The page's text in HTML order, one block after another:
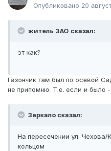
Опубликовано 20
житель ЗАО сказал:
эт как?
Газончик там был по осевой
не припомню. Т.е. если и было
Зеркало сказал:
На пересечении ул.
кольцом